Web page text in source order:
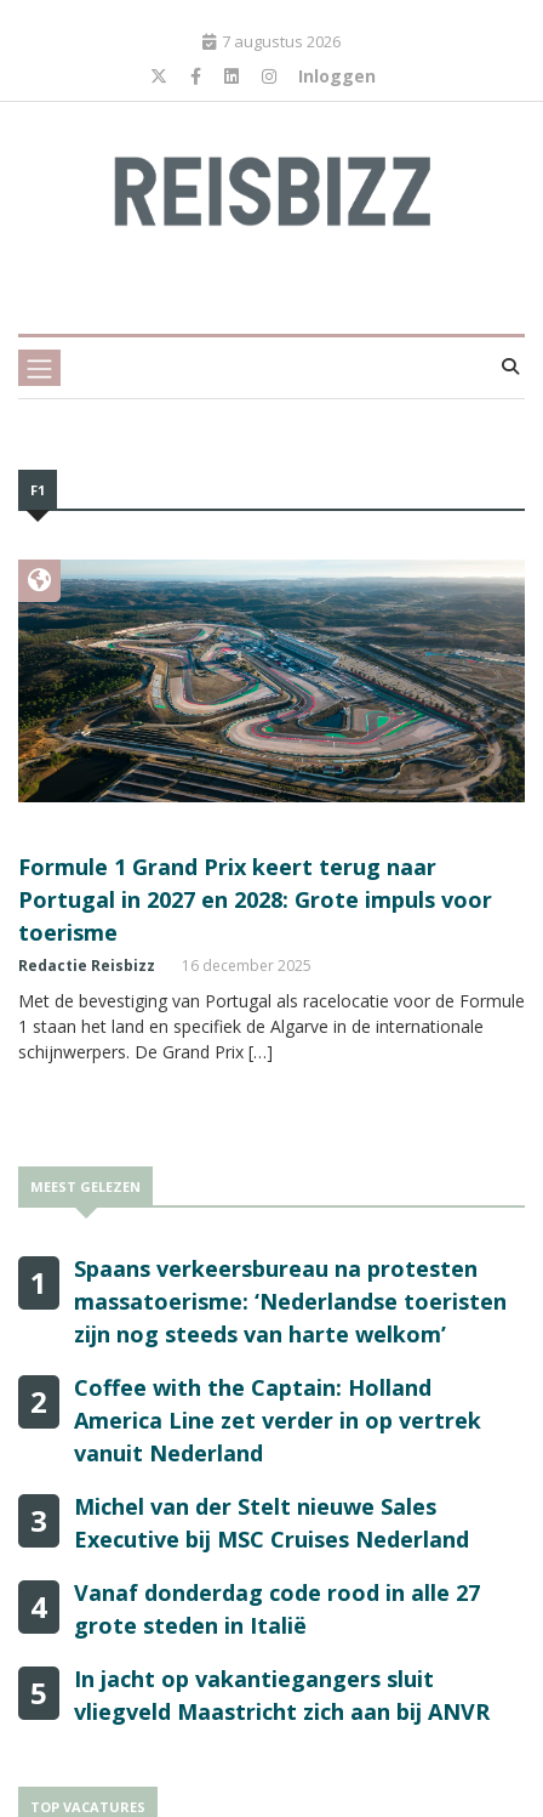
7 augustus 2026
Inloggen
F1
Formule 1 Grand Prix keert terug naar
Portugal in 2027 en 2028: Grote impuls voor
toerisme
Redactie Reisbizz 16 december 2025
Met de bevestiging van Portugal als racelocatie voor de Formule
1 staan het land en specifiek de Algarve in de internationale
schijnwerpers. De Grand Prix […]
MEEST GELEZEN
1
Spaans verkeersbureau na protesten
massatoerisme: ‘Nederlandse toeristen
zijn nog steeds van harte welkom’
2
Coffee with the Captain: Holland
America Line zet verder in op vertrek
vanuit Nederland
3
Michel van der Stelt nieuwe Sales
Executive bij MSC Cruises Nederland
4
Vanaf donderdag code rood in alle 27
grote steden in Italië
5
In jacht op vakantiegangers sluit
vliegveld Maastricht zich aan bij ANVR
TOP VACATURES